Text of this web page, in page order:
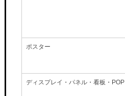
ポスター
ディスプレイ・パネル・看板・POP